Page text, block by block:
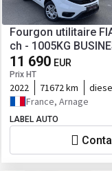
Fourgon utilitaire
ch - 1005KG
11 690 EUR
Prix HT
2022 71672 km
France, Arnage
LABEL AUTO